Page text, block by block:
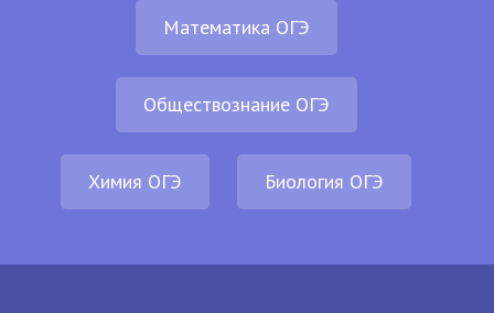
Математика ОГЭ
Обществознание ОГЭ
Химия ОГЭ Биология ОГЭ